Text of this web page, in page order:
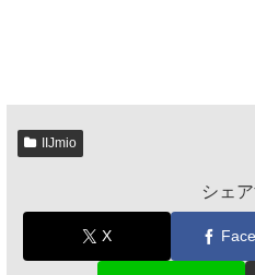
IIJmio
シェ
X